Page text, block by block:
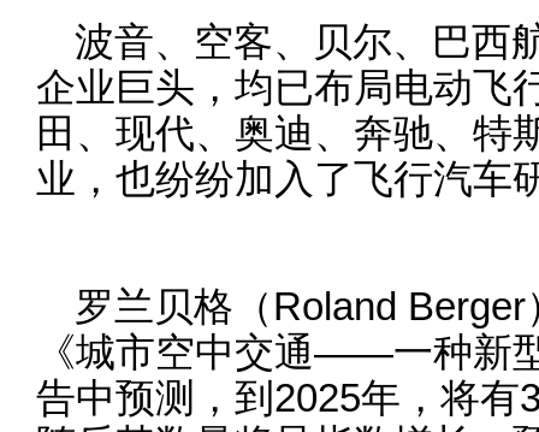
波音、空客、贝尔、巴西
企业巨头，均已布局电动飞
田、现代、奥迪、奔驰、特
业，也纷纷加入了飞行汽车
罗兰贝格（Roland
《城市空中交通——一种新
告中预测，到2025年，将